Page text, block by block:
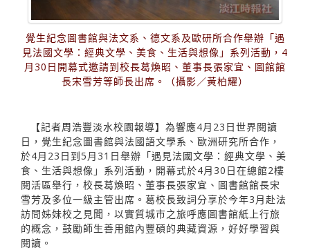
覺生紀念圖書館與法文系、德文系及歐研所合作舉辦「遇
見法國文學：經典文學、美食、生活與想像」系列活動，4
月30日開幕式邀請到校長葛煥昭、董事長張家宜、圖館館
長宋雪芳等師長出席。（攝影／黃柏耀）
【記者周浩豐淡水校園報導】為響應4月23日世界閱讀
日，覺生紀念圖書館與法國語文學系、歐洲研究所合作，
於4月23日到5月31日舉辦「遇見法國文學：經典文學、美
食、生活與想像」系列活動，開幕式於4月30日在總館2樓
閱活區舉行，校長葛煥昭、董事長張家宜、圖書館館長宋
雪芳及多位一級主管出席。葛校長致詞分享於今年3月赴法
訪問姊妹校之見聞，以實質城市之旅呼應圖書館紙上行旅
的概念，鼓勵師生善用館內豐碩的典藏資源，好好學習與
閱讀。